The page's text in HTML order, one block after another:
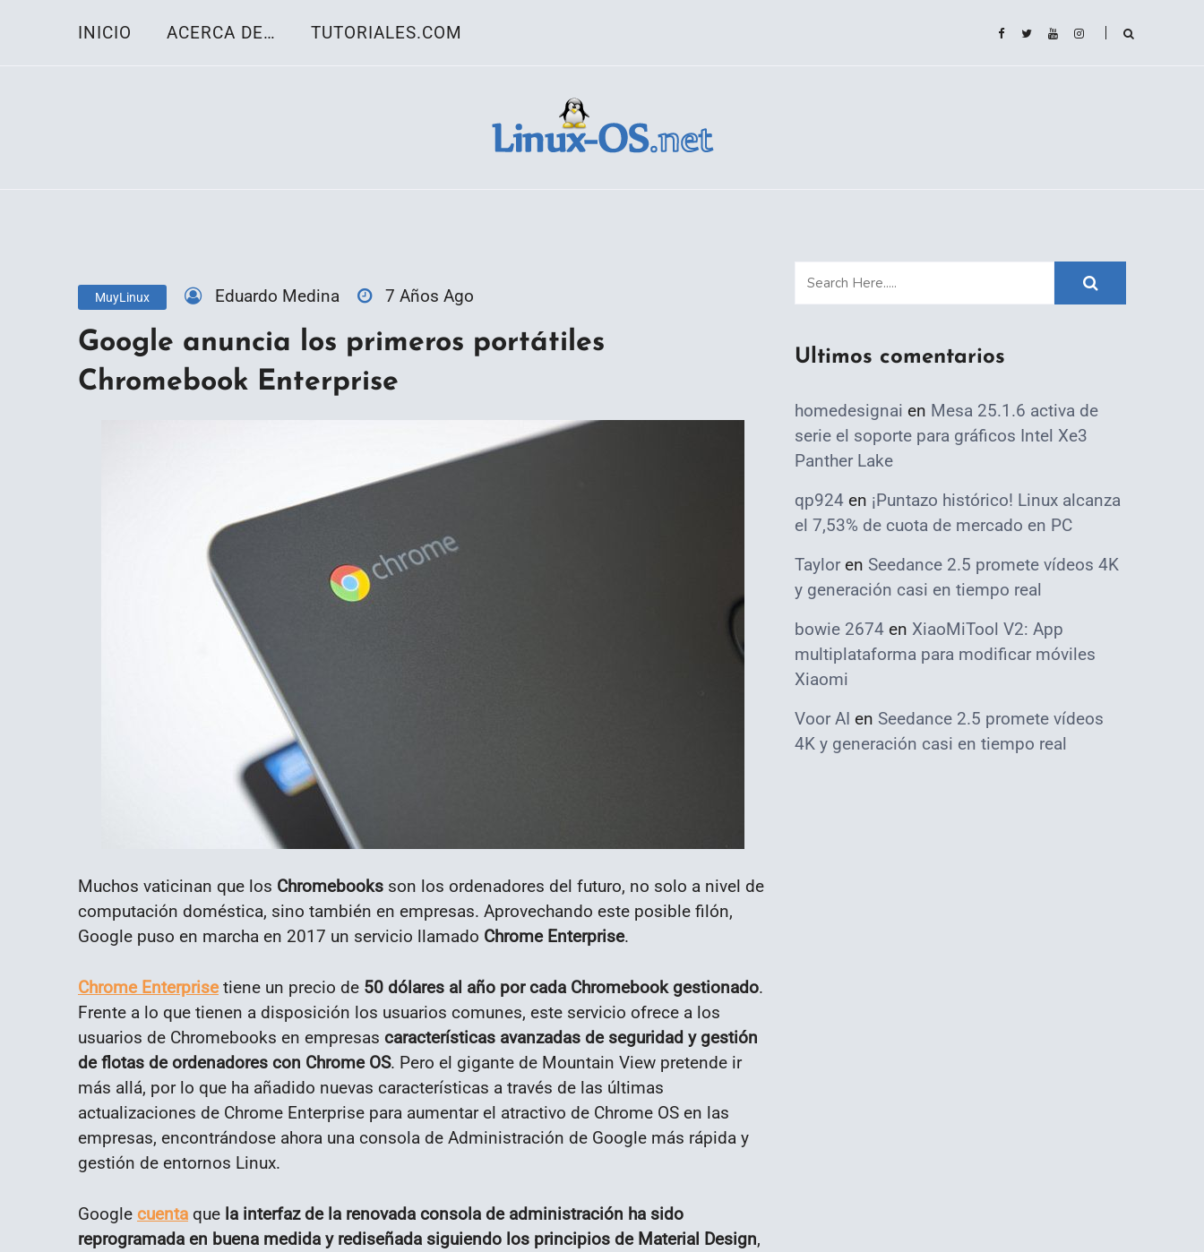
INICIO ACERCA DE… TUTORIALES.COM
MuyLinux Eduardo Medina 7 Años Ago
Google anuncia los primeros portátiles
Chromebook Enterprise
Muchos vaticinan que los Chromebooks son los ordenadores del futuro, no solo a nivel de
computación doméstica, sino también en empresas. Aprovechando este posible filón,
Google puso en marcha en 2017 un servicio llamado Chrome Enterprise.
Chrome Enterprisetiene un precio de 50 dólares al año por cada Chromebook gestionado.
Frente a lo que tienen a disposición los usuarios comunes, este servicio ofrece a los
usuarios de Chromebooks en empresas características avanzadas de seguridad y gestión
de flotas de ordenadores con Chrome OS. Pero el gigante de Mountain View pretende ir
más allá, por lo que ha añadido nuevas características a través de las últimas
actualizaciones de Chrome Enterprise para aumentar el atractivo de Chrome OS en las
empresas, encontrándose ahora una consola de Administración de Google más rápida y
gestión de entornos Linux.
Google cuenta que la interfaz de la renovada consola de administración ha sido
reprogramada en buena medida y rediseñada siguiendo los principios de Material Design,
Ultimos comentarios
homedesignai en Mesa 25.1.6 activa de
serie el soporte para gráficos Intel Xe3
Panther Lake
qp924 en ¡Puntazo histórico! Linux alcanza
el 7,53% de cuota de mercado en PC
Taylor en Seedance 2.5 promete vídeos 4K
y generación casi en tiempo real
bowie 2674 en XiaoMiTool V2: App
multiplataforma para modificar móviles
Xiaomi
Voor AI en Seedance 2.5 promete vídeos
4K y generación casi en tiempo real